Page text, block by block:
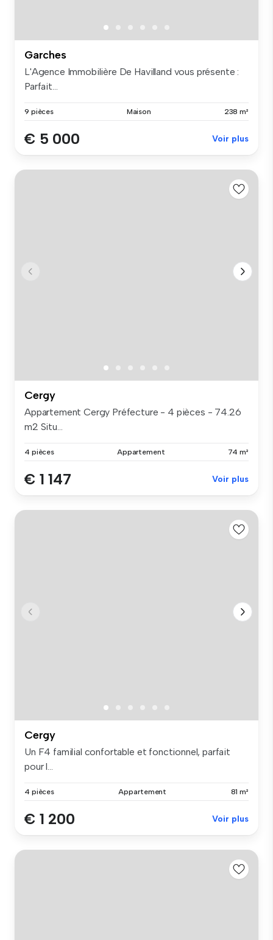
Garches
L'Agence Immobilière De Havilland vous présente :
Parfait...
9 pièces Maison 238 m²
€ 5 000 Voir plus
Cergy
Appartement Cergy Préfecture - 4 pièces - 74.26
m2 Situ...
4 pièces Appartement 74 m²
€ 1 147 Voir plus
Cergy
Un F4 familial confortable et fonctionnel, parfait
pour l...
4 pièces Appartement 81 m²
€ 1 200 Voir plus